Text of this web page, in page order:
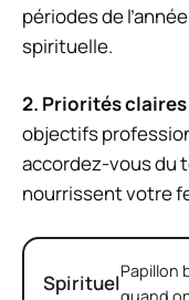
périodes de
spirituelle.
2. Priorités claires
objectifs
accordez-vous du
nourrissent votre
SpirituelPapillon